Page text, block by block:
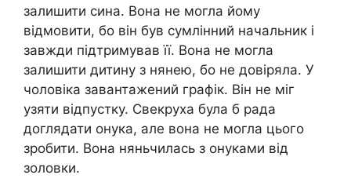
залишити сина. Вона не могла йому
відмовити, бо він був сумлінний начальник і
завжди підтримував її. Вона не могла
залишити дитину з нянею, бо не довіряла. У
чоловіка завантажений графік. Він не міг
узяти відпустку. Свекруха була б рада
доглядати онука, але вона не могла цього
зробити. Вона няньчилась з онуками від
золовки.